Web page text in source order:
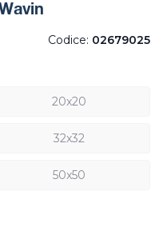
Codice: 02679025
20x20
32x32
50x50